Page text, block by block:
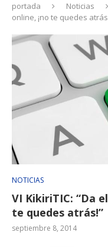
portada Noticias
online, ¡no te quedes
NOTICIAS
VI KikiriTIC: “Da
te quedes atrás!”
septiembre 8, 2014